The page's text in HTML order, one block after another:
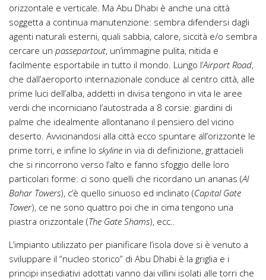
orizzontale e verticale. Ma Abu Dhabi è anche una città
soggetta a continua manutenzione: sembra difendersi dagli
agenti naturali esterni, quali sabbia, calore, siccità e/o sembra
cercare un passepartout, un’immagine pulita, nitida e
facilmente esportabile in tutto il mondo. Lungo l’Airport Road,
che dall’aeroporto internazionale conduce al centro città, alle
prime luci dell’alba, addetti in divisa tengono in vita le aree
verdi che incorniciano l’autostrada a 8 corsie: giardini di
palme che idealmente allontanano il pensiero del vicino
deserto. Avvicinandosi alla città ecco spuntare all’orizzonte le
prime torri, e infine lo skyline in via di definizione, grattacieli
che si rincorrono verso l’alto e fanno sfoggio delle loro
particolari forme: ci sono quelli che ricordano un ananas (Al
Bahar Towers), c’è quello sinuoso ed inclinato (Capital Gate
Tower), ce ne sono quattro poi che in cima tengono una
piastra orizzontale (The Gate Shams), ecc..
L’impianto utilizzato per pianificare l’isola dove si è venuto a
sviluppare il “nucleo storico” di Abu Dhabi è la griglia e i
principi insediativi adottati vanno dai villini isolati alle torri che